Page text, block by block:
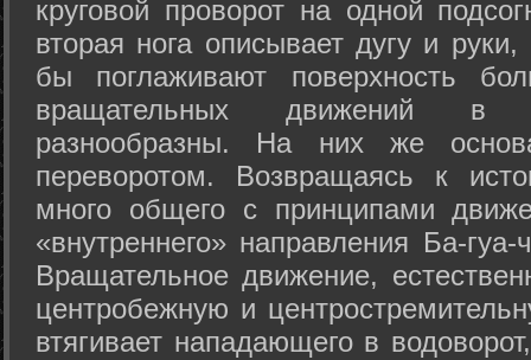
круговой проворот на одной
вторая нога описывает дугу и
бы поглаживают поверхность
вращательных движений в
разнообразны. На них же
переворотом. Возвращаясь к
много общего с принципами
«внутреннего» направления Ба-
Вращательное движение,
центробежную и
втягивает нападающего в